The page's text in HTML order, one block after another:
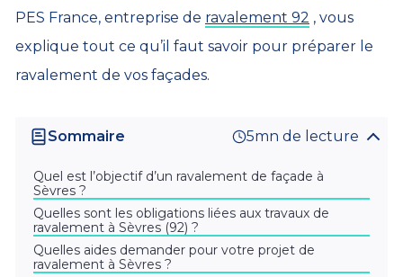
PES France, entreprise de ravalement 92 , vous
explique tout ce qu’il faut savoir pour préparer le
ravalement de vos façades.
Sommaire 5mn de lecture
Quel est l’objectif d’un ravalement de façade à
Sèvres ?
Quelles sont les obligations liées aux travaux de
ravalement à Sèvres (92) ?
Quelles aides demander pour votre projet de
ravalement à Sèvres ?